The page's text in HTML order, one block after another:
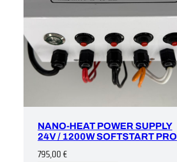
NANO-HEAT POWER SUPPLY
24V / 1200W SOFTSTART PRO
795,00€